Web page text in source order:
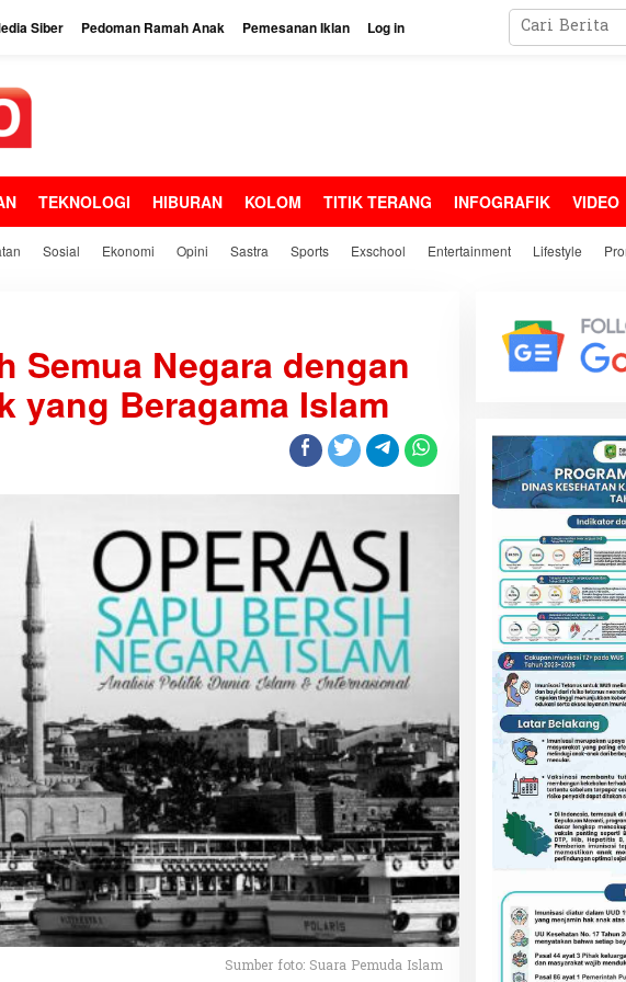
Siber Pedoman Ramah Anak Pemesanan Iklan Log in
TEKNOLOGI HIBURAN KOLOM TITIK TERANG INFOGRAFIK VIDEO
Sosial Ekonomi Opini Sastra Sports Exschool Entertainment Lifestyle
Semua Negara dengan
yang Beragama Islam
Sumber foto: Suara Pemuda Islam